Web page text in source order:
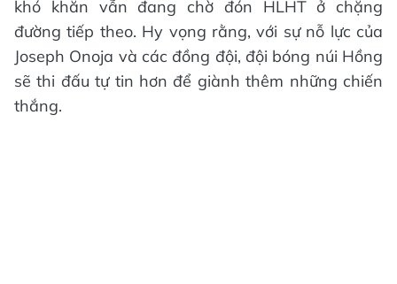
khó khăn vẫn đang chờ đón HLHT ở chặng
đường tiếp theo. Hy vọng rằng, với sự nỗ lực của
Joseph Onoja và các đồng đội, đội bóng núi Hồng
sẽ thi đấu tự tin hơn để giành thêm những chiến
thắng.